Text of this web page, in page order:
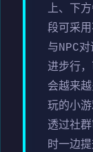
上、下
段可采
与NPC
进步行
会越来
玩的小
透过社
时一边